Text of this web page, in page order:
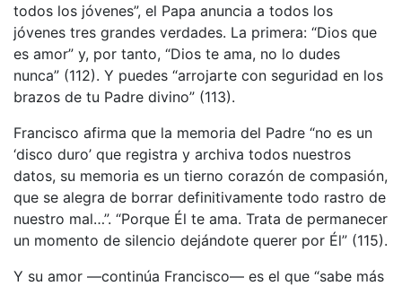
todos los jóvenes”, el Papa anuncia a todos los
jóvenes tres grandes verdades. La primera: “Dios que
es amor” y, por tanto, “Dios te ama, no lo dudes
nunca” (112). Y puedes “arrojarte con seguridad en los
brazos de tu Padre divino” (113).
Francisco afirma que la memoria del Padre “no es un
‘disco duro’ que registra y archiva todos nuestros
datos, su memoria es un tierno corazón de compasión,
que se alegra de borrar definitivamente todo rastro de
nuestro mal…”. “Porque Él te ama. Trata de permanecer
un momento de silencio dejándote querer por Él” (115).
Y su amor —continúa Francisco— es el que “sabe más